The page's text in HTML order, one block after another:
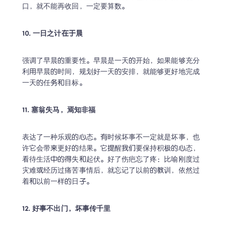
口，就不能再收回，一定要算数。
10. 一日之计在于晨
强调了早晨的重要性。早晨是一天的开始，如果能够充分
利用早晨的时间，规划好一天的安排，就能够更好地完成
一天的任务和目标。
11. 塞翁失马，焉知非福
表达了一种乐观的心态。有时候坏事不一定就是坏事，也
许它会带来更好的结果。它提醒我们要保持积极的心态，
看待生活中的得失和起伏。好了伤疤忘了疼：比喻刚度过
灾难或经历过痛苦事情后，就忘记了以前的教训，依然过
着和以前一样的日子。
12. 好事不出门，坏事传千里